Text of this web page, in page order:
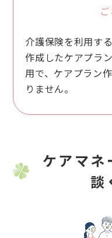
介護保険を利用す
作成したケアプラン
用で、ケアプラン
りません。
ケアマネ
談